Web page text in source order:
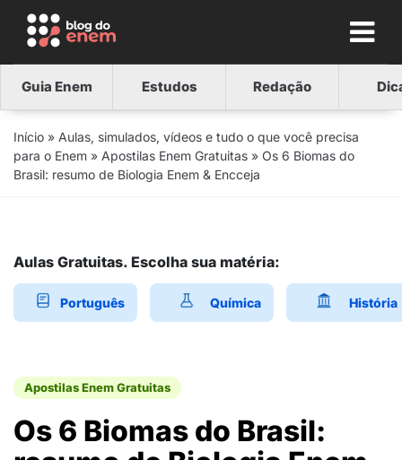
Guia Enem Estudos Redação
Início » Aulas, simulados, vídeos e tudo o que você precisa
para o Enem » Apostilas Enem Gratuitas » Os 6 Biomas do
Brasil: resumo de Biologia Enem & Encceja
Aulas Gratuitas. Escolha sua matéria:
Português Química História
Apostilas Enem Gratuitas
Os 6 Biomas do Brasil: